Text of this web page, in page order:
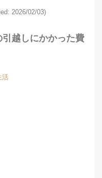
2026/02/03)
引越しにかかった費
活